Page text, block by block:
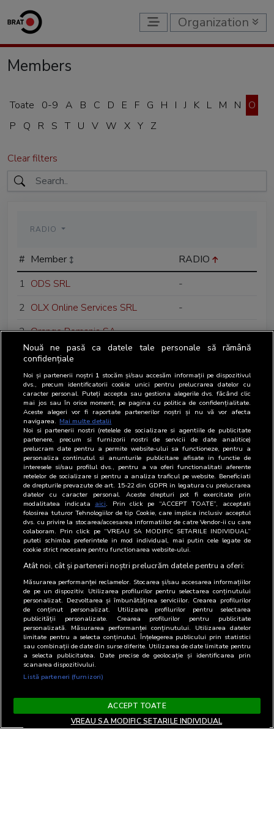
Organization
Members
Toate 0-9 A B C D E F G H I J K L M N
O
P
Q R S T U V W X Y Z
Clear filters
RADIO
# Member
RADIO
1 ODS SRL
-
2 OLX Online Services SRL
-
3 Orange Romania SA
-
4 Outsmart Media SRL
5 Omnicom Media Group SRL Agentie media
Nouă ne pasă ca datele tale personale să rămână
confidențiale
Noi și partenerii noștri 1 stocăm și/sau accesăm informații pe dispozitivul
dvs., precum identificatorii cookie unici pentru prelucrarea datelor cu
caracter personal. Puteți accepta sau gestiona alegerile dvs. făcând clic
mai jos sau în orice moment, pe pagina cu politica de confidențialitate.
Aceste alegeri vor fi raportate partenerilor noștri și nu vă vor afecta
navigarea. Mai multe detalii
Noi si partenerii nostri (retelele de socializare si agentiile de publicitate
partenere, precum si furnizorii nostri de servicii de date analitice)
prelucram date pentru a permite website-ului sa functioneze, pentru a
personaliza continutul si anunturile publicitare afisate in functie de
interesele si/sau profilul dvs., pentru a va oferi functionalitati aferente
retelelor de socializare si pentru a analiza traficul pe website. Beneficiati
de drepturile prevazute de art. 15-22 din GDPR in legatura cu prelucrarea
datelor cu caracter personal. Aceste drepturi pot fi exercitate prin
modalitatea indicata aici. Prin click pe “ACCEPT TOATE”, acceptati
folosirea tuturor Tehnologiilor de tip Cookie, care implica inclusiv acceptul
dvs. cu privire la stocarea/accesarea informatiilor de catre Vendor-ii cu care
colaboram. Prin click pe “VREAU SA MODIFIC SETARILE INDIVIDUAL”
puteti schimba preferintele in mod individual, mai putin cele legate de
cookie strict necesare pentru functionarea website-ului.
Atât noi, cât și partenerii noștri prelucrăm datele pentru a oferi:
Măsurarea performanței reclamelor. Stocarea și/sau accesarea informațiilor
de pe un dispozitiv. Utilizarea profilurilor pentru selectarea conținutului
personalizat. Dezvoltarea și îmbunătățirea serviciilor. Crearea profilurilor
de conținut personalizat. Utilizarea profilurilor pentru selectarea
publicității personalizate. Crearea profilurilor pentru publicitate
personalizată. Măsurarea performanței conținutului. Utilizarea datelor
limitate pentru a selecta conținutul. Înțelegerea publicului prin statistici
sau combinații de date din surse diferite. Utilizarea de date limitate pentru
a selecta publicitatea. Date precise de geolocație și identificarea prin
scanarea dispozitivului.
Listă parteneri (furnizori)
ACCEPT TOATE
VREAU SA MODIFIC SETARILE INDIVIDUAL